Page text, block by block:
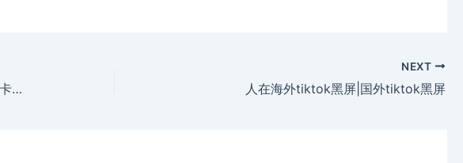
大陆登录instagram|大陆登录香港网址卡顿怎么回事
NEXT
人在海外tiktok黑屏|国外tiktok黑屏